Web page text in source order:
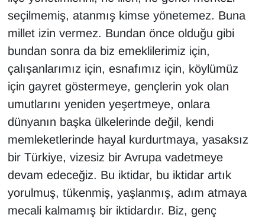
seçilmemiş, atanmış kimse yönetemez. Buna
millet izin vermez. Bundan önce olduğu gibi
bundan sonra da biz emeklilerimiz için,
çalışanlarımız için, esnafımız için, köylümüz
için gayret göstermeye, gençlerin yok olan
umutlarını yeniden yeşertmeye, onlara
dünyanın başka ülkelerinde değil, kendi
memleketlerinde hayal kurdurtmaya, yasaksız
bir Türkiye, vizesiz bir Avrupa vadetmeye
devam edeceğiz. Bu iktidar, bu iktidar artık
yorulmuş, tükenmiş, yaşlanmış, adım atmaya
mecali kalmamış bir iktidardır. Biz, genç